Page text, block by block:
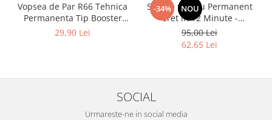
Vopsea de Par R66 Tehnica
Permanenta Tip Booster
Rosu - Fanola Color Cream
29,90 Lei
-34% NOU
Solutie pentru Permanent
Cret in 12 Minute -
Universal Moved 12Min
Ammonia Free Waving
System Be Tech 500ml - Be
95,00 Lei
62,65 Lei
SOCIAL
Urmareste-ne in social media